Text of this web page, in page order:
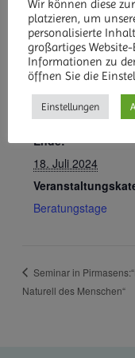
DETAILS
Beginn:
15. Juli 2024
Ende:
18. Juli 2024
Beratungstage
Seminar in
Naturell des Menschen“
Wir können diese
platzieren, um
personalisierte
großartiges
Informationen zu
öffnen Sie die
Einstellungen